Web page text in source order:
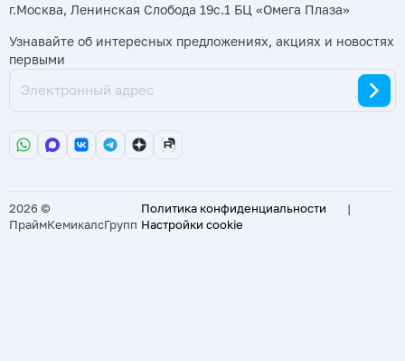
г.Москва, Ленинская Слобода 19с.1 БЦ «Омега Плаза»
Узнавайте об интересных предложениях, акциях и новостях
первыми
2026 ©
ПраймКемикалсГрупп
Политика конфиденциальности
|
Настройки cookie